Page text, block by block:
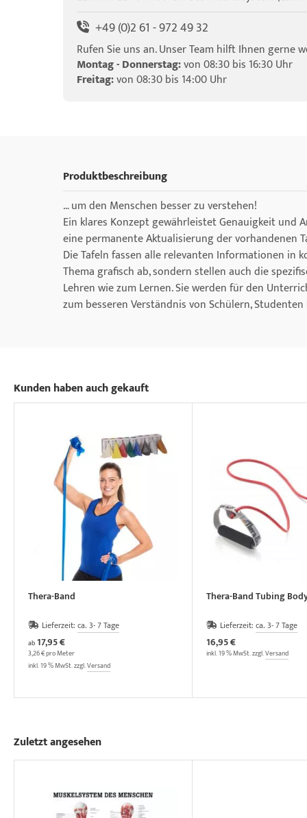
+49 (0)2 61 - 972 49 32
Rufen Sie uns an. Unser Team hilft Ihnen gerne
Montag - Donnerstag:von 08:30 bis 16:30 Uhr
Freitag:von 08:30 bis 14:00 Uhr
Produktbeschreibung
… um den Menschen besser zu verstehen!
Ein klares Konzept gewährleistet Genauigkeit und
eine permanente Aktualisierung der vorhandenen
Die Tafeln fassen alle relevanten Informationen in
Thema grafisch ab, sondern stellen auch die
Lehren wie zum Lernen. Sie werden für den
zum besseren Verständnis von Schülern,
Kunden haben auch gekauft
Thera-Band
Lieferzeit: ca. 3- 7 Tage
ab17,95 €
3,26 € pro Meter
inkl. 19 % MwSt. zzgl.Versand
Thera-Band Tubing
Lieferzeit:ca. 3- 7 Tage
16,95 €
inkl. 19 % MwSt. zzgl.Versand
Zuletzt angesehen